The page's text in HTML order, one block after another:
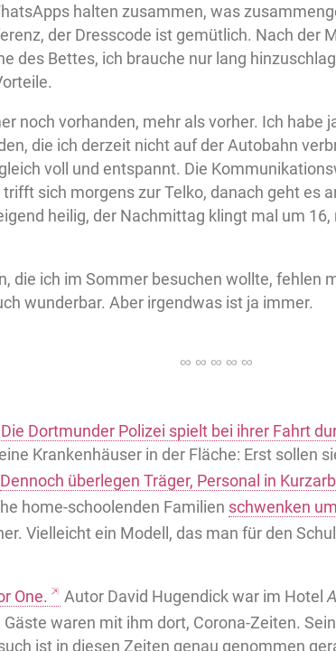
halten zusammen, was
der Dresscode ist gemütlich. Nach der
des Bettes, ich brauche nur lang
noch vorhanden, mehr als vorher. Ich habe
die ich derzeit nicht auf der Autobahn
voll und entspannt. Die
sich morgens zur Telko, danach geht es
heilig, der Nachmittag klingt mal um 16,
die ich im Sommer besuchen wollte, fehlen
wunderbar. Aber irgendwas ist ja immer.
Die Dortmunder Polizei spielt bei ihrer Fahrt
Krankenhäuser in der Fläche: Erst sollen
Dennoch überlegen Träger, Personal in
home-schoolenden Familien schwenken
Vielleicht ein Modell, das man für den
One. Autor David Hugendick war im Hotel
Gäste waren mit ihm dort, Corona-Zeiten.
ist in diesen Zeiten genau genommen